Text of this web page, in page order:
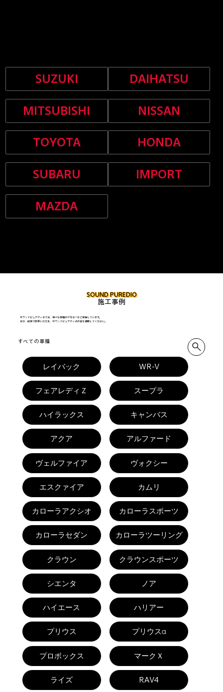
SUZUKI DAIHATSU
MITSUBISHI NISSAN
TOYOTA HONDA
SUBARU IMPORT
MAZDA
SOUND PUREDIO
施工事例
サウンドピュアディオでは、様々な車種のデモカーをご用意しています。
​ぜひ、店舗で試乗いただき、サウンドピュアディオの音を体感してください。
すべての車種
レイバック WR-V
フェアレディＺ スープラ
ハイラックス キャンバス
アクア アルファード
ヴェルファイア ヴォクシー
エスクァイア カムリ
カローラアクシオ カローラスポーツ
カローラセダン カローラツーリング
クラウン クラウンスポーツ
シエンタ ノア
ハイエース ハリアー
プリウス プリウスα
プロボックス マークＸ
ライズ RAV4